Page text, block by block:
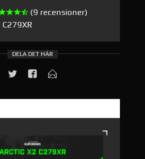
(9 recensioner)
C279XR
DELA DET HÄR